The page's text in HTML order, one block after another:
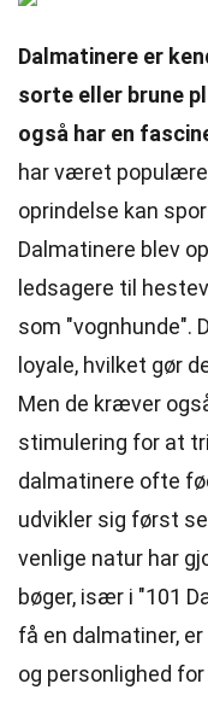
Dalmatinere er
sorte eller brune
også har en
har været populære
oprindelse kan
Dalmatinere blev
ledsagere til
som "vognhunde".
loyale, hvilket gør
Men de kræver
stimulering for at
dalmatinere ofte
udvikler sig først
venlige natur har
bøger, især i "101
få en dalmatiner,
og personlighed